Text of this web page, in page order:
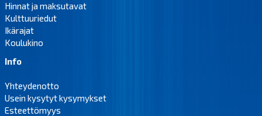
Hinnat ja maksutavat
Kulttuuriedut
Ikärajat
Koulukino
Info
Yhteydenotto
Usein kysytyt kysymykset
Esteettömyys